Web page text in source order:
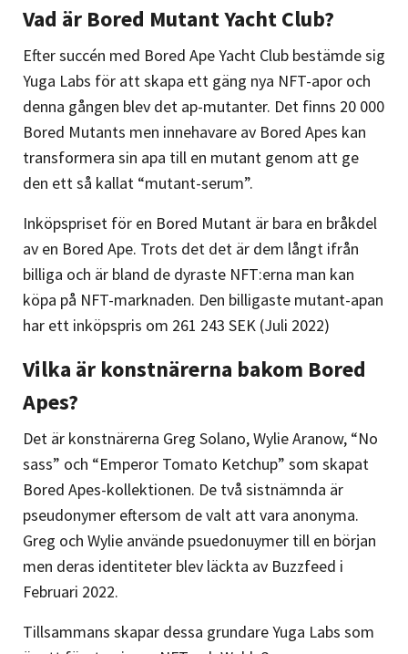
Vad är Bored Mutant Yacht Club?
Efter succén med Bored Ape Yacht Club bestämde sig
Yuga Labs för att skapa ett gäng nya NFT-apor och
denna gången blev det ap-mutanter. Det finns 20 000
Bored Mutants men innehavare av Bored Apes kan
transformera sin apa till en mutant genom att ge
den ett så kallat “mutant-serum”.
Inköpspriset för en Bored Mutant är bara en bråkdel
av en Bored Ape. Trots det det är dem långt ifrån
billiga och är bland de dyraste NFT:erna man kan
köpa på NFT-marknaden. Den billigaste mutant-apan
har ett inköpspris om 261 243 SEK (Juli 2022)
Vilka är konstnärerna bakom Bored
Apes?
Det är konstnärerna Greg Solano, Wylie Aranow, “No
sass” och “Emperor Tomato Ketchup” som skapat
Bored Apes-kollektionen. De två sistnämnda är
pseudonymer eftersom de valt att vara anonyma.
Greg och Wylie använde psuedonuymer till en början
men deras identiteter blev läckta av Buzzfeed i
Februari 2022.
Tillsammans skapar dessa grundare Yuga Labs som